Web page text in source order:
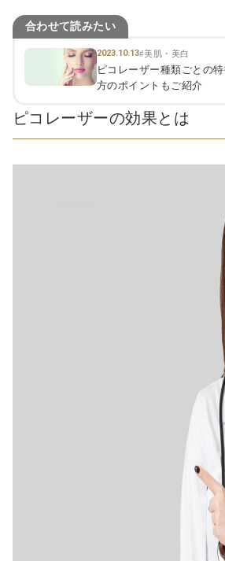
合わせて読みたい
2023.10.13#美肌・美白
ピコレーザー種類ごとの
方のポイントもご紹介
ピコレーザーの効果とは